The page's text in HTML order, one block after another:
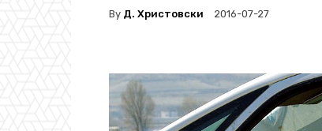
By Д. Христовски 2016-07-27